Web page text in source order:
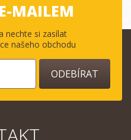
MAILEM
nechte si zasílat
našeho obchodu
ODEBÍRAT